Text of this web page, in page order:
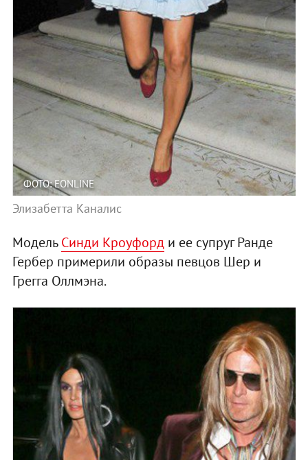
ФОТО: EONLINE
Элизабетта Каналис
МодельСинди Кроуфорди ее супруг Ранде
Гербер примерили образы певцов Шер и
Грегга Оллмэна.